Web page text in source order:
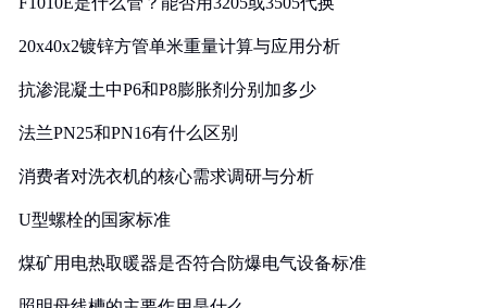
20x40x2镀锌方管单米重量计算与应用分析
抗渗混凝土中P6和P8膨胀剂分别加多少
法兰PN25和PN16有什么区别
消费者对洗衣机的核心需求调研与分析
U型螺栓的国家标准
煤矿用电热取暖器是否符合防爆电气设备标准